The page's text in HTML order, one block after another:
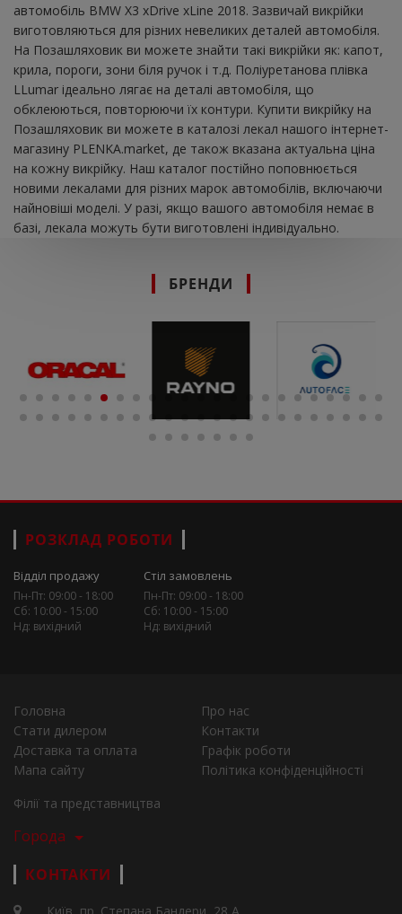
автомобіль BMW X3 xDrive xLine 2018. Зазвичай викрійки
виготовляються для різних невеликих деталей автомобіля.
На Позашляховик ви можете знайти такі викрійки як: капот,
крила, пороги, зони біля ручок і т.д. Поліуретанова плівка
LLumar ідеально лягає на деталі автомобіля, що
обклеюються, повторюючи їх контури. Купити викрійку на
Позашляховик ви можете в каталозі лекал нашого інтернет-
магазину PLENKA.market, де також вказана актуальна ціна
на кожну викрійку. Наш каталог постійно поповнюється
новими лекалами для різних марок автомобілів, включаючи
найновіші моделі. У разі, якщо вашого автомобіля немає в
базі, лекала можуть бути виготовлені індивідуально.
БРЕНДИ
РОЗКЛАД РОБОТИ
Відділ продажу
Пн-Пт: 09:00 - 18:00
Сб: 10:00 - 15:00
Нд: вихідний
Стіл замовлень
Пн-Пт: 09:00 - 18:00
Сб: 10:00 - 15:00
Нд: вихідний
Головна
Про нас
Стати дилером
Контакти
Доставка та оплата
Графік роботи
Мапа сайту
Політика конфіденційності
Філії та представництва
Города
КОНТАКТИ